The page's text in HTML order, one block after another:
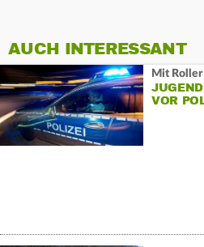
AUCH INTERESSANT
Mit
VOR